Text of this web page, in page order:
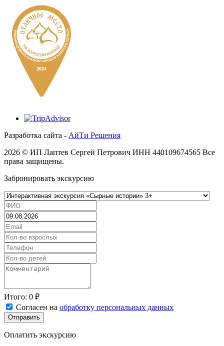
Разработка сайта - АйТи Решения
2026 © ИП Лаптев Сергей Петрович ИНН 440109674565 Все
права защищены.
Забронировать экскурсию
Итого: 0 ₽
Согласен на обработку персональных данных
Отправить
Оплатить экскурсию